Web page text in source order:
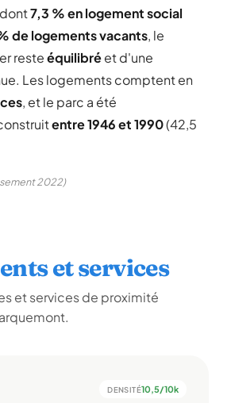
7,3 % en logement social
de logements vacants, le
resteéquilibréet d'une
Les logements comptent en
, et le parc a été
entre 1946 et 1990(42,5
2022)
et services
et services de proximité
DENSITÉ10,5/10k